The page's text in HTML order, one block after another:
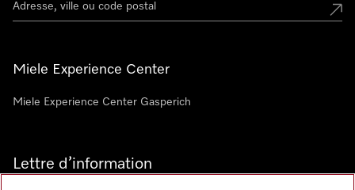
Miele Experience Center
Miele Experience Center Gasperich
Lettre d’information